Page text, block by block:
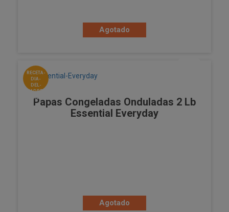
Agotado
RECETA-
DIA-
DEL-
PADRE-
HAMBURGUESA
Papas Congeladas Onduladas 2 Lb
Essential Everyday
Agotado